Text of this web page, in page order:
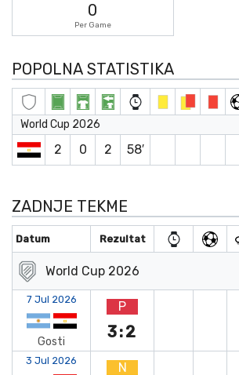
0
Per Game
POPOLNA STATISTIKA
World Cup 2026
2 0 2 58′
ZADNJE TEKME
Datum Rezultat
World Cup 2026
7 Jul 2026
Gosti
P
3:2
3 Jul 2026 N